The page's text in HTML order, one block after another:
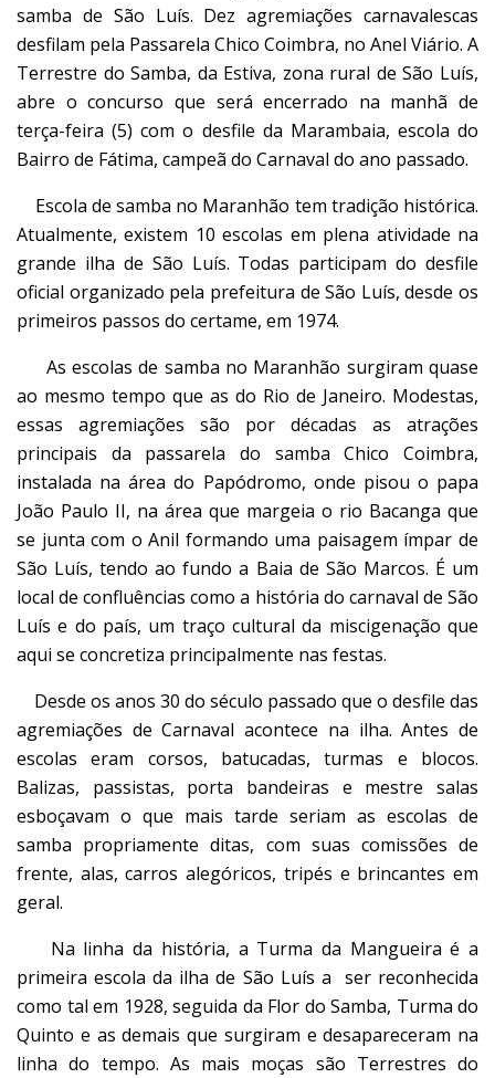
samba de São Luís. Dez agremiações carnavalescas
desfilam pela Passarela Chico Coimbra, no Anel Viário. A
Terrestre do Samba, da Estiva, zona rural de São Luís,
abre o concurso que será encerrado na manhã de
terça-feira (5) com o desfile da Marambaia, escola do
Bairro de Fátima, campeã do Carnaval do ano passado.
Escola de samba no Maranhão tem tradição histórica.
Atualmente, existem 10 escolas em plena atividade na
grande ilha de São Luís. Todas participam do desfile
oficial organizado pela prefeitura de São Luís, desde os
primeiros passos do certame, em 1974.
As escolas de samba no Maranhão surgiram quase
ao mesmo tempo que as do Rio de Janeiro. Modestas,
essas agremiações são por décadas as atrações
principais da passarela do samba Chico Coimbra,
instalada na área do Papódromo, onde pisou o papa
João Paulo II, na área que margeia o rio Bacanga que
se junta com o Anil formando uma paisagem ímpar de
São Luís, tendo ao fundo a Baia de São Marcos. É um
local de confluências como a história do carnaval de São
Luís e do país, um traço cultural da miscigenação que
aqui se concretiza principalmente nas festas.
Desde os anos 30 do século passado que o desfile das
agremiações de Carnaval acontece na ilha. Antes de
escolas eram corsos, batucadas, turmas e blocos.
Balizas, passistas, porta bandeiras e mestre salas
esboçavam o que mais tarde seriam as escolas de
samba propriamente ditas, com suas comissões de
frente, alas, carros alegóricos, tripés e brincantes em
geral.
Na linha da história, a Turma da Mangueira é a
primeira escola da ilha de São Luís a ser reconhecida
como tal em 1928, seguida da Flor do Samba, Turma do
Quinto e as demais que surgiram e desapareceram na
linha do tempo. As mais moças são Terrestres do